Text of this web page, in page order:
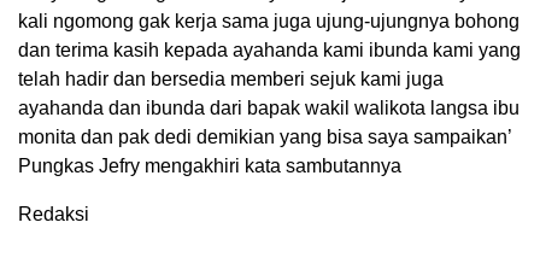
kali ngomong gak kerja sama juga ujung-ujungnya bohong
dan terima kasih kepada ayahanda kami ibunda kami yang
telah hadir dan bersedia memberi sejuk kami juga
ayahanda dan ibunda dari bapak wakil walikota langsa ibu
monita dan pak dedi demikian yang bisa saya sampaikan’
Pungkas Jefry mengakhiri kata sambutannya
Redaksi